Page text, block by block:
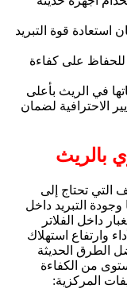
استعادة قوة التبريد
للحفاظ على كفاءة
في الريث بأعلى
الاحترافية لضمان
بالريث
التي تحتاج إلى
التبريد داخل
داخل الفلاتر
وارتفاع استهلاك
الطرق الحديثة
من الكفاءة
المركزية: